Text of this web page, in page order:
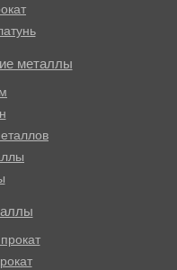
металлы